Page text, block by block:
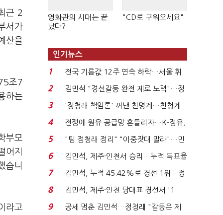
근 2
서가
산을
조7
하는
부모
어지
습니
라고
영화관의 시대는 끝
났다?
"CD로 구워오세요"
인기뉴스
1
전국 기름값 12주 연속 하락…서울 휘
발윳값 1909원...
2
김민석 "경선갈등 완전 제로 노력"…정
청래 "반명 공세 사...
3
'정청래 책임론' 꺼낸 친명계…친청계
는 추가투표 때리기...
4
전쟁에 원유 공급망 흔들리자…K-정유,
에너지안보 핵심...
5
"팀 정청래 정리" "이중잣대 말라"…민
주 최고위원 계파 다...
6
김민석, 제주·인천서 승리…누적 득표율
'1위 탈환'(종합)...
7
김민석, 누적 45.42%로 경선 1위…정
청래와 격차 0.86%p(...
8
김민석, 제주·인천 당대표 경선서 '1
위'(1보)...
9
공세 멈춘 김민석…정청래 "갈등은 제